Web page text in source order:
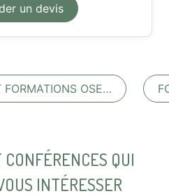
un devis
FORMATIONS OSE…
QUI
INTÉRESSER